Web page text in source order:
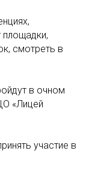
смотреть в
в очном
«Лицей
участие в